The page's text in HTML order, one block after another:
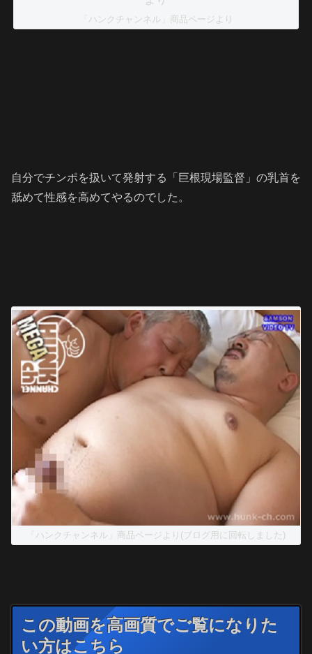
「ハンクチャンネル」商品ページより
自分でチンポを扱いて発射する「巨根現場監督」の乳首を
舐めて性感を高めてやるのでした。
「ハンクチャンネル」商品ページより(ブログ用に回転しました)
この動画を高画質でご覧になりた
い方はこちら